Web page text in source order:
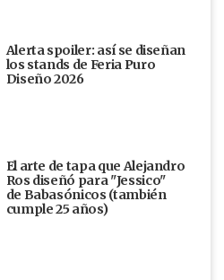
Alerta spoiler: así se diseñan
los stands de Feria Puro
Diseño 2026
El arte de tapa que Alejandro
Ros diseñó para "Jessico"
de Babasónicos (también
cumple 25 años)